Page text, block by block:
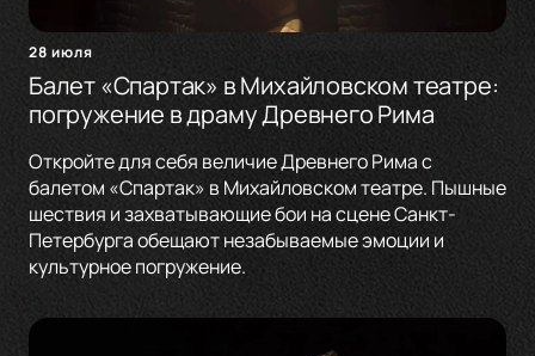
28 июля
Балет «Спартак» в Михайловском театре:
погружение в драму Древнего Рима
Откройте для себя величие Древнего Рима с
балетом «Спартак» в Михайловском театре. Пышные
шествия и захватывающие бои на сцене Санкт-
Петербурга обещают незабываемые эмоции и
культурное погружение.